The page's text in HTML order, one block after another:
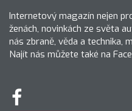
Internetový magazín nejen
ženách, novinkách ze světa
nás zbraně, věda a technika,
Najít nás můžete také na